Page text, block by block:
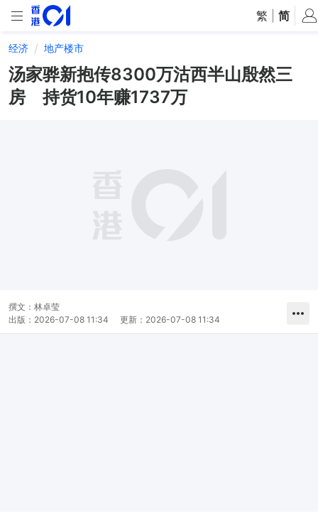
繁 简
经济 地产楼市
汤家骅新抱传8300万沽西半山殷然三
房 持货10年赚1737万
撰文： 林卓莹
出版： 2026-07-08 11:34 更新： 2026-07-08 11:34